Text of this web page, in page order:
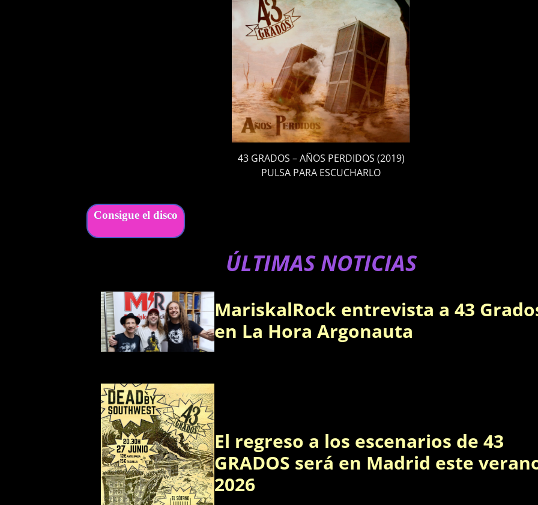
43 GRADOS – AÑOS PERDIDOS (2019)
PULSA PARA ESCUCHARLO
Consigue el disco
ÚLTIMAS NOTICIAS
MariskalRock entrevista a 43
en La Hora Argonauta
El regreso a los escenarios de 43
GRADOS será en Madrid este
2026